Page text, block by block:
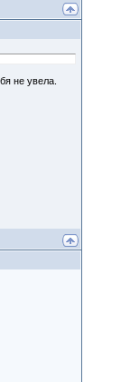
не увела.